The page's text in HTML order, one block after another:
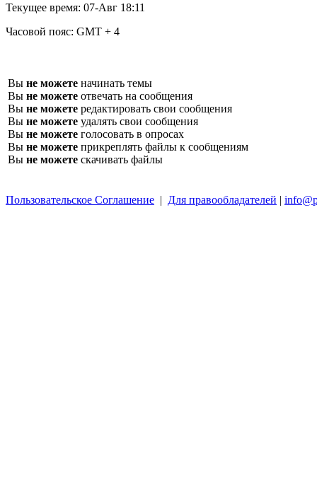
Текущее время: 07-Авг 18:11
Часовой пояс: GMT + 4
Вы не можете начинать темы
Вы не можете отвечать на сообщения
Вы не можете редактировать свои сообщения
Вы не можете удалять свои сообщения
Вы не можете голосовать в опросах
Вы не можете прикреплять файлы к сообщениям
Вы не можете скачивать файлы
Пользовательское Соглашение | Для правообладателей |